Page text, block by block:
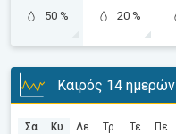
50 %
20 %
Καιρός 14 ημερών
Σα Κυ Δε Τρ Τε Πε